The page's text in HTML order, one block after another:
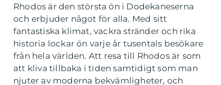
Rhodos är den största ön i Dodekaneserna
och erbjuder något för alla. Med sitt
fantastiska klimat, vackra stränder och rika
historia lockar ön varje år tusentals besökare
från hela världen. Att resa till Rhodos är som
att kliva tillbaka i tiden samtidigt som man
njuter av moderna bekvämligheter, och